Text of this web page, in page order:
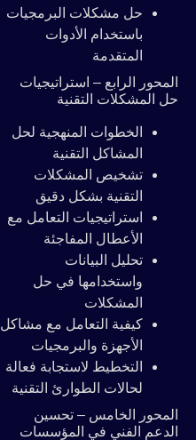
حل مشكلات البرمجيات
باستخدام الأدوات
المتقدمة
المحور الرابع – استراتيجيات
حل المشكلات التقنية
الخطوات المنهجية لحل
المشاكل التقنية
تشخيص المشكلات
التقنية بشكل دقيق
استراتيجيات التعامل مع
الأعطال المفاجئة
تحليل البيانات
واستخدامها في حل
المشكلات
كيفية التعامل مع مشاكل
الأجهزة والبرمجيات
التخطيط لاستجابة فعالة
لحالات الطوارئ التقنية
المحور الخامس – تحسين
الدعم الفني في المؤسسات